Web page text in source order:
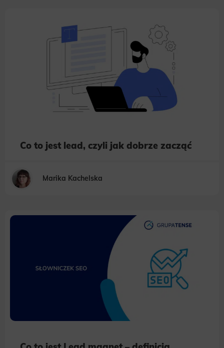
Co to jest lead, czyli jak dobrze zacząć
Marika Kachelska